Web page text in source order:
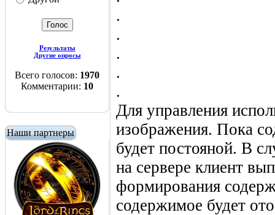
Результаты
Другие опросы
Всего голосов: 1970
Комментарии: 10
Наши партнеры
.
.
.
.
.
Для управления
изображения. Пока
будет постояной. В
на сервере клиент
формирования
содержимое будет